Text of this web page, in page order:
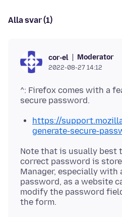
Alla svar (1)
cor-el Moderator
2022-08-27 14:12
^: Firefox comes with a
https://
generate-secure-
Note that is usually
correct password is
Manager, especially with
password, as a website
modify the password